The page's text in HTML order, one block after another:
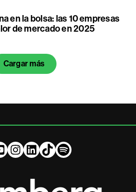
en la bolsa: las 10 empresas
de mercado en 2025
Cargar más